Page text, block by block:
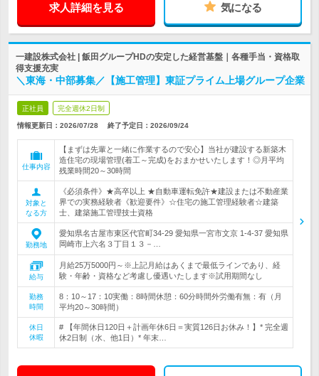
求人詳細を見る 気になる
一建設株式会社 | 飯田グループHDの安定した経営基盤｜各種手当・資格取
得支援充実
＼東海・中部募集／【施工管理】東証プライム上場グループ企業
正社員 完全週休2日制
情報更新日：2026/07/28 終了予定日： 2026/09/24
仕事内容
【まずは先輩と一緒に作業するので安心】当社が建設する新築木
造住宅の現場管理(着工～完成)をおまかせいたします！◎月平均
残業時間20～30時間
対象と
なる方
《必須条件》★高卒以上 ★自動車運転免許★建設または不動産業
界での実務経験者《歓迎要件》☆住宅の施工管理経験者☆建築
士、建築施工管理技士資格
勤務地
愛知県名古屋市東区代官町34-29 愛知県一宮市文京 1-4-37 愛知県
岡崎市上六名３丁目１３－…
給与
月給25万5000円～※上記月給はあくまで最低ラインであり、経
験・年齢・資格など考慮し優遇いたします※試用期間なし
勤務
時間
8：10～17：10実働：8時間休憩：60分時間外労働有無：有（月
平均20～30時間）
休日
休暇
# 【年間休日120日＋計画年休6日＝実質126日お休み！】* 完全週
休2日制（水、他1日）* 年末…